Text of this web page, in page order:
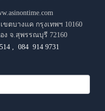
ตบางแค กรุงเทพฯ 10160
ง จ.สุพรรณบุรี 72160
,084 914 9731